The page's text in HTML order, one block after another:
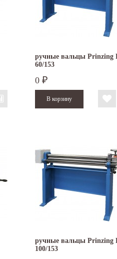
ручные вальцы Prinzing
60/153
0 ₽
ручные вальцы Prinzing
100/153